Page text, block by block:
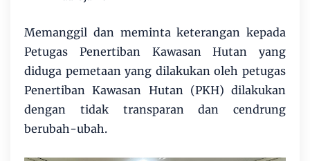
Memanggil dan meminta keterangan kepada
Petugas Penertiban Kawasan Hutan yang
diduga pemetaan yang dilakukan oleh petugas
Penertiban Kawasan Hutan (PKH) dilakukan
dengan tidak transparan dan cendrung
berubah-ubah.